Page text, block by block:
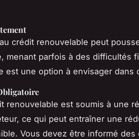
crédit renouvelable peut
menant parfois à des difficultés
est une option à envisager dans
renouvelable est soumis à une
ce qui peut entraîner une
Vous devez être informé